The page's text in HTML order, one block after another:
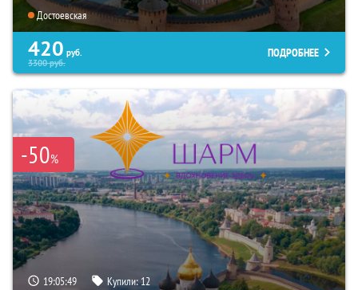
Достоевская
420 руб.
3300руб.
ПОДРОБНЕЕ
-50%
19:05:48 Купили:12